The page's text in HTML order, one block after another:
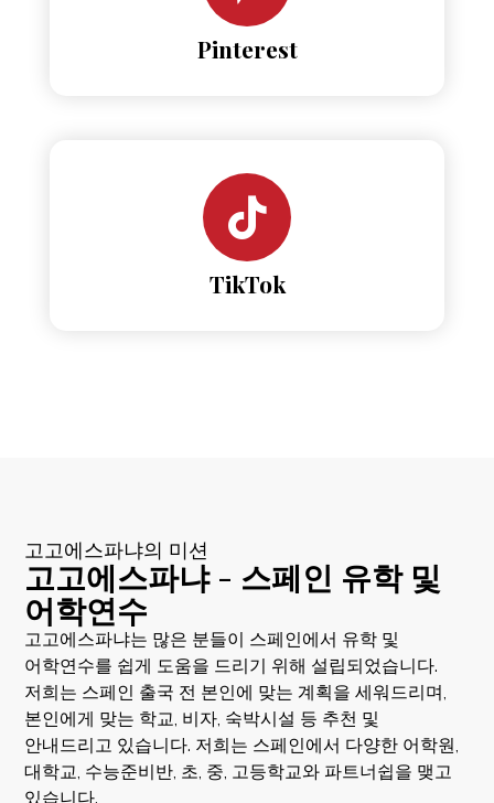
Pinterest
TikTok
고고에스파냐의 미션
고고에스파냐 - 스페인 유학 및
어학연수
고고에스파냐는 많은 분들이 스페인에서 유학 및
어학연수를 쉽게 도움을 드리기 위해 설립되었습니다.
저희는 스페인 출국 전 본인에 맞는 계획을 세워드리며,
본인에게 맞는 학교, 비자, 숙박시설 등 추천 및
안내드리고 있습니다. 저희는 스페인에서 다양한 어학원,
대학교, 수능준비반, 초, 중, 고등학교와 파트너쉽을 맺고
있습니다.